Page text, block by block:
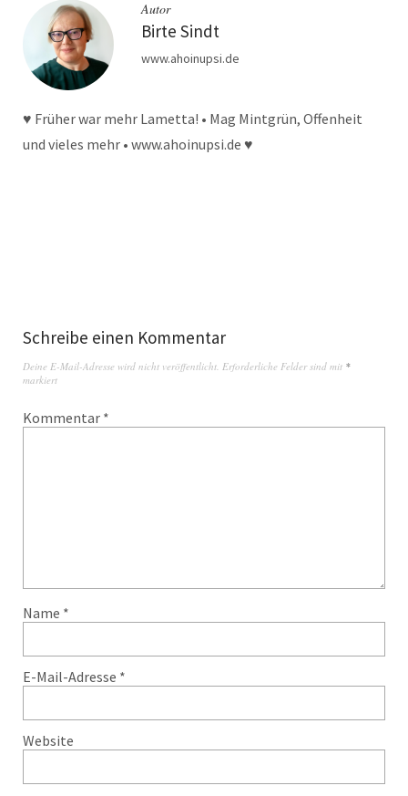
Autor
Birte Sindt
www.ahoinupsi.de
♥ Früher war mehr Lametta! • Mag Mintgrün, Offenheit
und vieles mehr • www.ahoinupsi.de ♥
Schreibe einen Kommentar
Deine E-Mail-Adresse wird nicht veröffentlicht. Erforderliche Felder sind mit *
markiert
Kommentar *
Name *
E-Mail-Adresse *
Website